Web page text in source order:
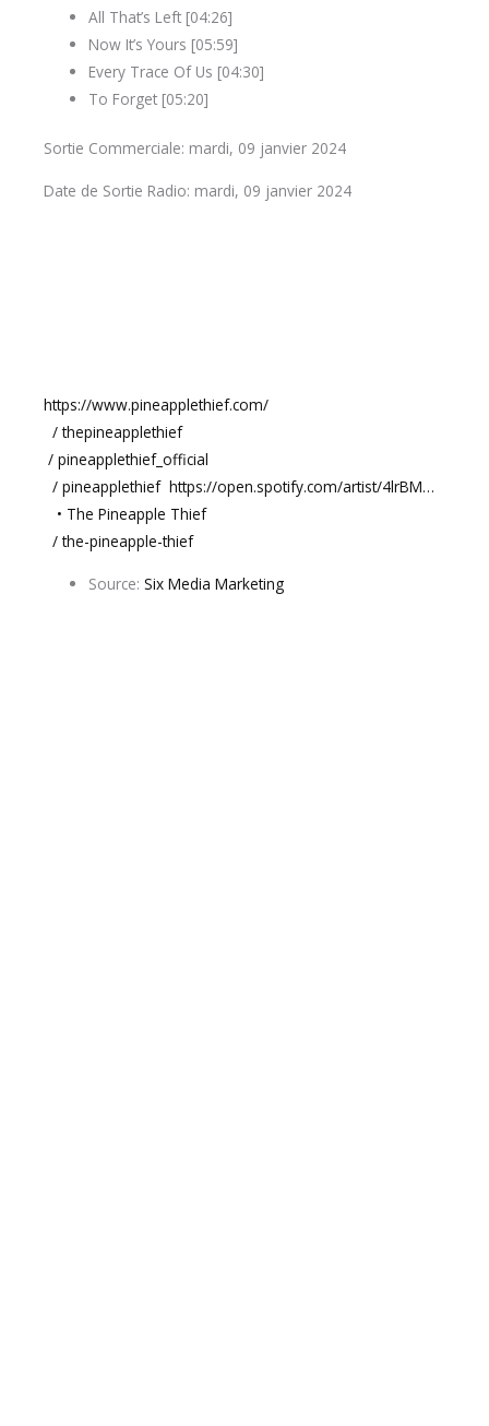
All That’s Left [04:26]
Now It’s Yours [05:59]
Every Trace Of Us [04:30]
To Forget [05:20]
Sortie Commerciale: mardi, 09 janvier 2024
Date de Sortie Radio: mardi, 09 janvier 2024
https://www.pineapplethief.com/
/ thepineapplethief
/ pineapplethief_official
/ pineapplethief https://open.spotify.com/artist/4lrBM…
• The Pineapple Thief
/ the-pineapple-thief
Source:Six Media Marketing